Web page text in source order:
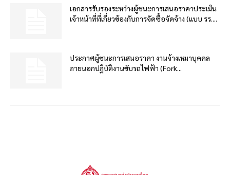
เอกสารรับรองระหว่างผู้ชนะการเสนอราคาประเมิน
เจ้าหน้าที่ที่เกี่ยวข้องกับการจัดซื้อจัดจ้าง (แบบ รร....
ประกาศผู้ชนะการเสนอราคา งานจ้างเหมาบุคคล
ภายนอกปฏิบัติงานขับรถไฟฟ้า (Fork...